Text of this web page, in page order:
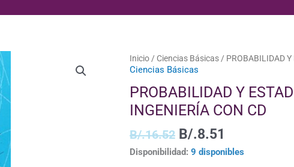
Inicio / Ciencias Básicas / PROBABILIDAD Y
Ciencias Básicas
PROBABILIDAD Y
INGENIERÍA CON CD
B/.16.52
El
precio
original
era:
B/.16.52.
B/.8.51
El
actual
es:
B/.8.51.
Disponibilidad: 9 disponibles
PROBABILIDAD
Y
ESTADISTICA
PARA
INGENIERÍA
CON
cantidad